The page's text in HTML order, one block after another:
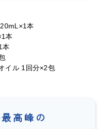
本
本
本
イル 1回分×2包
高峰の